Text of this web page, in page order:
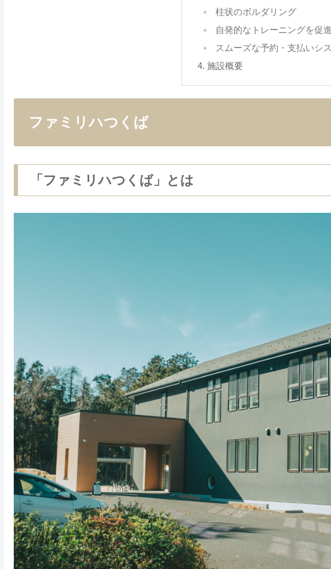
柱状のボルダリング
自発的なトレーニングを促進
スムーズな予約・支払いシ
施設概要
ファミリハつくば
「ファミリハつくば」とは